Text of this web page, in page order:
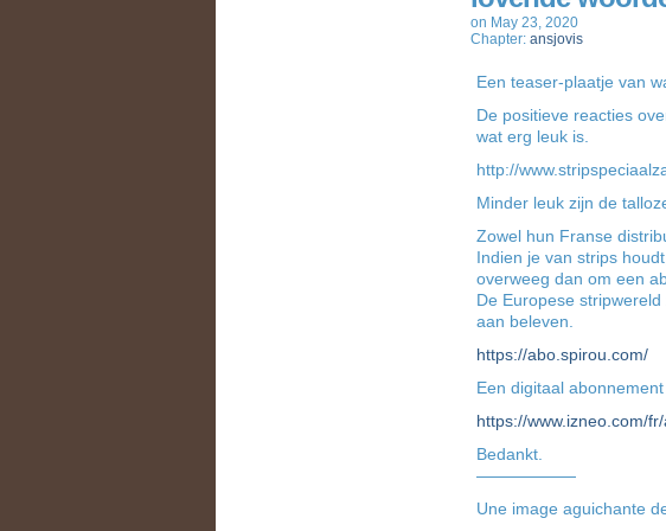
on May 23, 2020
Chapter: ansjovis
Een teaser-plaatje van
De positieve reacties
wat erg leuk is.
http://
Minder leuk zijn de
Zowel hun Franse
Indien je van strips
overweeg dan om een
De Europese
aan beleven.
https://abo.spirou.com/
Een digitaal
https://www.izneo.com/
Bedankt.
——————
Une image aguichante